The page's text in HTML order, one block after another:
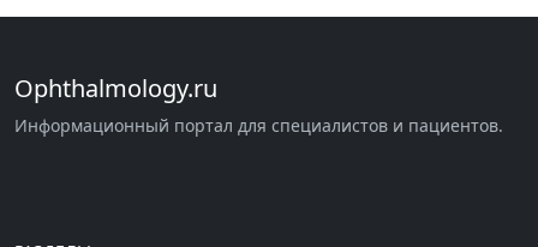
Ophthalmology.ru
Информационный портал для специалистов и пациентов.